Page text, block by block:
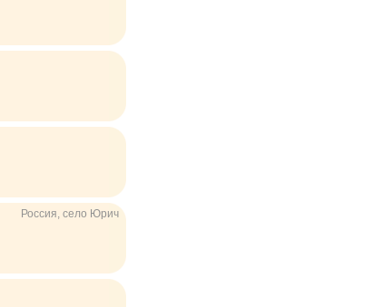
Россия, село Юрич